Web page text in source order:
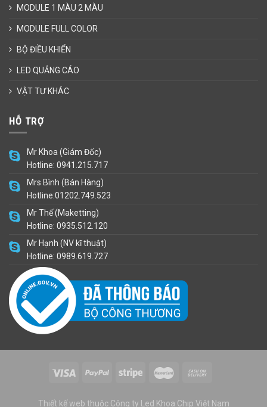
MODULE 1 MÀU 2 MÀU
MODULE FULL COLOR
BỘ ĐIỀU KHIỂN
LED QUẢNG CÁO
VẬT TƯ KHÁC
HỖ TRỢ
Mr Khoa (Giám Đốc)
Hotline: 0941.215.717
Mrs Bình (Bán Hàng)
Hotline:01202.749.523
Mr Thế (Maketting)
Hotline: 0935.512.120
Mr Hạnh (NV kĩ thuật)
Hotline: 0989.619.727
Thiết kế web thuộc Công ty Led Khoa Chip Việt Nam